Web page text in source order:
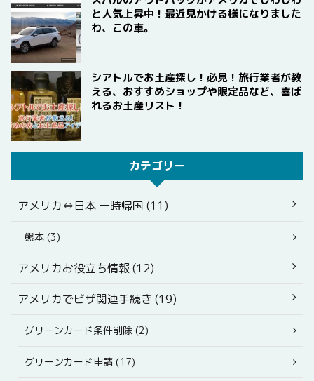
と人気上昇中！最近見かける様になりました
わ、この車。
シアトルでお土産探し！必見！旅行業者が教
える、おすすめショップや限定品など、喜ば
れるお土産リスト！
カテゴリー
アメリカ⇔日本 一時帰国 (11)
熊本 (3)
アメリカお役立ち情報 (12)
アメリカでビザ関連手続き (19)
グリーンカード条件削除 (2)
グリーンカード申請 (17)